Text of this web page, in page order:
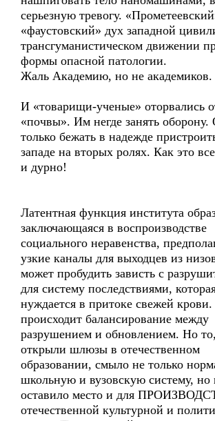
серьезную тревогу.
«фаустовский» дух западной
трансгуманистическом движении
формы опасной патологии.
Жаль Академию, но не академиков.
И «товарищи-ученые» оторвались
«почвы». Им негде занять оборону.
только бежать в надежде
западе на вторых ролях. Как это
и дурно!
Латентная функция института
заключающаяся в воспроизводстве
социального неравенства,
узкие каналы для выходцев из
может пробудить зависть с
для систему последствиями,
нуждается в притоке свежей
происходит балансирование между
разрушением и обновлением. Но
открыли шлюзы в отечественном
образовании, смыло не только
школьную и вузовскую систему, но
оставило место и для
отечественной культурной и